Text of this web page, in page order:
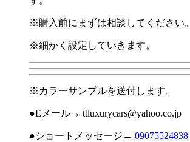
※購入前にまずは相談してください。
※細かく設定していきます。
※ カラーサンプルを送付します。
●Eメール→ ttluxurycars@yahoo.co.jp
●ショートメッセージ → 09075524838